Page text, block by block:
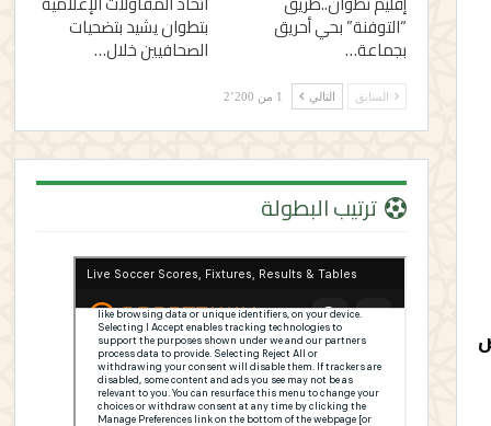
“التوفنة” بحي أحريق
بجماعة…
بتطوان يشيد بتضحيات
الصحافيين خلال…
السابق التالي 1 من 2٬200
ترتيب البطولة